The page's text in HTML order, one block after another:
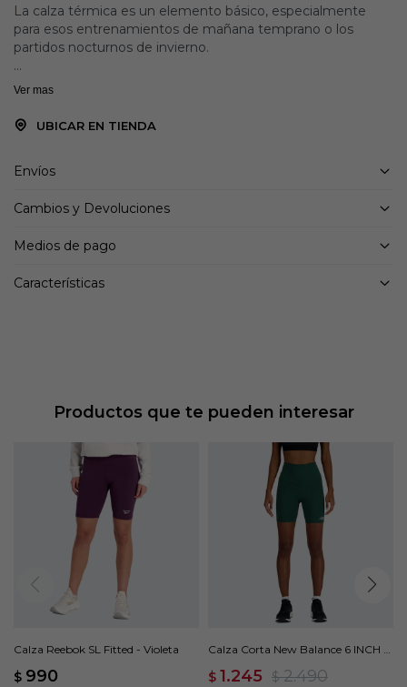
La calza térmica es un elemento básico, especialmente
para esos entrenamientos de mañana temprano o los
partidos nocturnos de invierno.
Detalles:
entre resistencia y flexibilidad
Ver mas
UBICAR EN TIENDA
Envíos
Cambios y Devoluciones
Medios de pago
Características
Productos que te pueden interesar
Calza Reebok SL Fitted - Violeta
$ 990
Calza Corta New Balance 6 INCH -
$ 1.245 $ 2.490